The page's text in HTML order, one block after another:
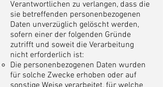
Verantwortlichen zu verlangen, dass die
sie betreffenden personenbezogenen
Daten unverzüglich gelöscht werden,
sofern einer der folgenden Gründe
zutrifft und soweit die Verarbeitung
nicht erforderlich ist:
Die personenbezogenen Daten wurden
für solche Zwecke erhoben oder auf